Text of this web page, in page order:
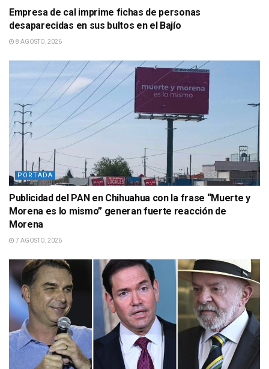
Empresa de cal imprime fichas de personas
desaparecidas en sus bultos en el Bajío
8 AGOSTO, 2026
PORTADA
Publicidad del PAN en Chihuahua con la frase “Muerte y
Morena es lo mismo” generan fuerte reacción de
Morena
7 AGOSTO, 2026